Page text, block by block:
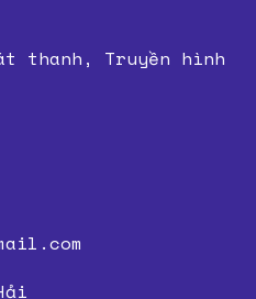
thanh, Truyền hình